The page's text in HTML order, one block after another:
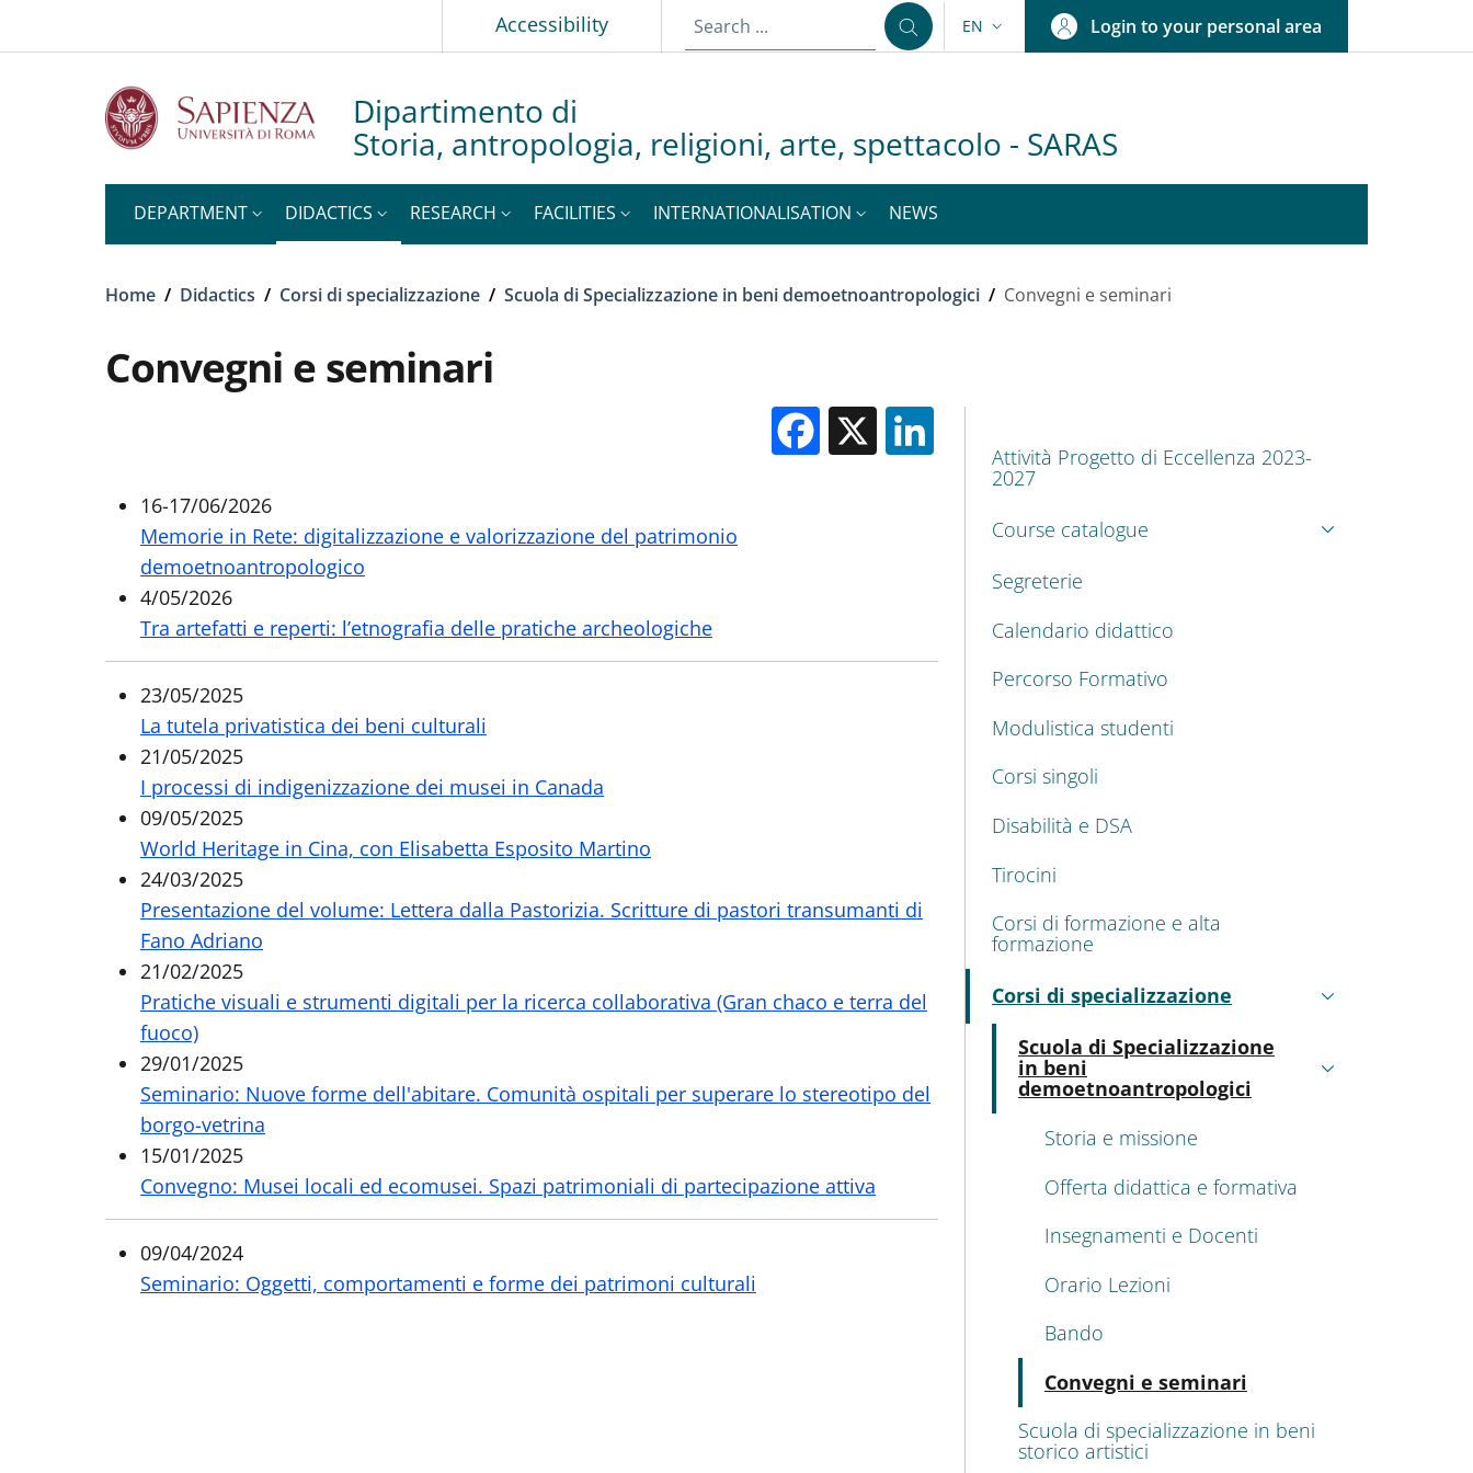
Slim topAccessibility LANGUAGE SWITCHER: CURRENT LANGUAGE
EN Login to your personal area
Dipartimento di
Storia, antropologia, religioni, arte, spettacolo - SARAS
DEPARTMENT DIDACTICS RESEARCH FACILITIES INTERNATIONALISATION NEWS
Breadcrumb
Home / Didactics / Corsi di specializzazione / Scuola di Specializzazione in beni demoetnoantropologici / Convegni e seminari
Convegni e seminari
Facebook
X
16-17/06/2026
Memorie in Rete: digitalizzazione e valorizzazione del patrimonio
demoetnoantropologico
4/05/2026
Tra artefatti e reperti: l’etnografia delle pratiche archeologiche
23/05/2025
La tutela privatistica dei beni culturali
21/05/2025
I processi di indigenizzazione dei musei in Canada
09/05/2025
World Heritage in Cina, con Elisabetta Esposito Martino
24/03/2025
Presentazione del volume: Lettera dalla Pastorizia. Scritture di pastori transumanti di
Fano Adriano
21/02/2025
Pratiche visuali e strumenti digitali per la ricerca collaborativa (Gran chaco e terra del
fuoco)
29/01/2025
Seminario: Nuove forme dell'abitare. Comunità ospitali per superare lo stereotipo del
borgo-vetrina
15/01/2025
Convegno: Musei locali ed ecomusei. Spazi patrimoniali di partecipazione attiva
09/04/2024
Seminario: Oggetti, comportamenti e forme dei patrimoni culturali
MENU CEV SECOND NAVIGATION
Attività Progetto di Eccellenza 2023-
2027
Course catalogue
Segreterie
Calendario didattico
Percorso Formativo
Modulistica studenti
Corsi singoli
Disabilità e DSA
Tirocini
Corsi di formazione e alta
formazione
Corsi di specializzazione
Active
Scuola di Specializzazione
in beni
demoetnoantropologici
Active
Storia e missione
Offerta didattica e formativa
Insegnamenti e Docenti
Orario Lezioni
Bando
Convegni e seminari
Scuola di specializzazione in beni
storico artistici